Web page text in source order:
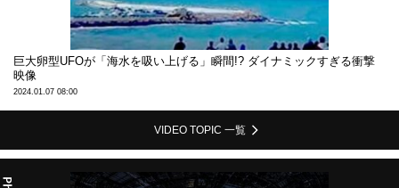
巨大卵型UFOが「海水を吸い上げる」瞬間!? ダイナミックすぎる衝撃
映像
2024.01.07 08:00
VIDEO TOPIC 一覧